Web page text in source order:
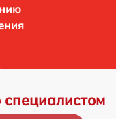
специалистом